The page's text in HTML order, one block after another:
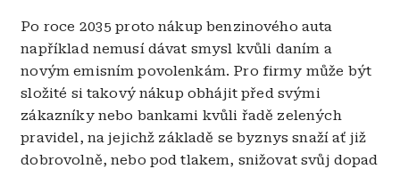
Po roce 2035 proto nákup benzinového auta
například nemusí dávat smysl kvůli daním a
novým emisním povolenkám. Pro firmy může být
složité si takový nákup obhájit před svými
zákazníky nebo bankami kvůli řadě zelených
pravidel, na jejichž základě se byznys snaží ať již
dobrovolně, nebo pod tlakem, snižovat svůj dopad